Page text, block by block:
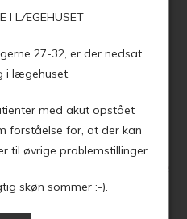
videregives oplysninger til den
til pårørende eller
og videregivelse
I LÆGEHUSET
27-32, er der nedsat
i lægehuset.
med akut opstået
forståelse for, at der kan
øvrige problemstillinger.
skøn sommer :-).